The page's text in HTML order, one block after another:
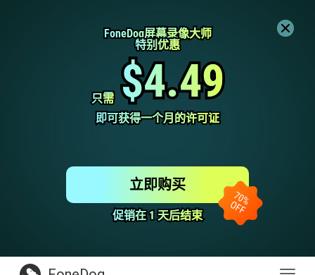
FoneDog屏幕录像大师
FoneDog屏幕录像大师
特别优惠
特别优惠
只需
只需 $4.49
$4.49
即可获得一个月的许可证
即可获得一个月的许可证
促销在 1 天后结束
促销在 1 天后结束
立即购买